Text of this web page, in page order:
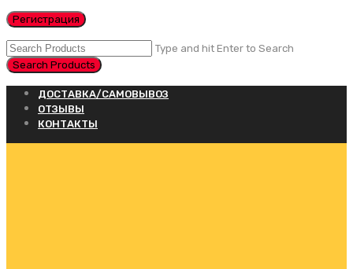
Регистрация
Type and hit Enter to Search
ДОСТАВКА/САМОВЫВОЗ
ОТЗЫВЫ
КОНТАКТЫ